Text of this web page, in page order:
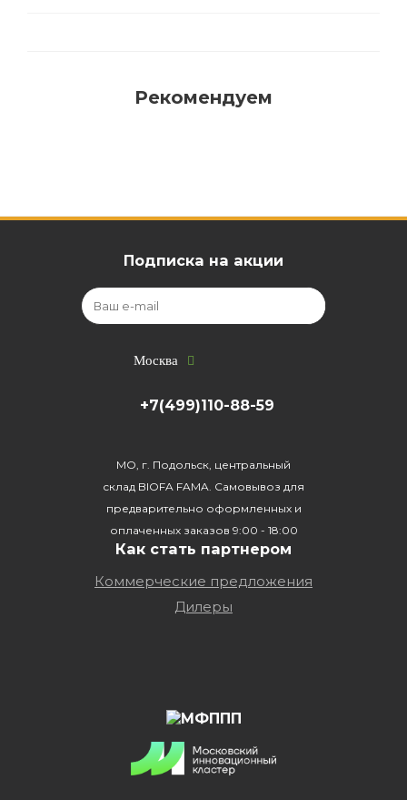
Рекомендуем
Подписка на акции
Москва
+7(499)110-88-59
МО, г. Подольск, центральный
склад BIOFA FAMA. Самовывоз для
предварительно оформленных и
оплаченных заказов 9:00 - 18:00
Как стать партнером
Коммерческие предложения
Дилеры